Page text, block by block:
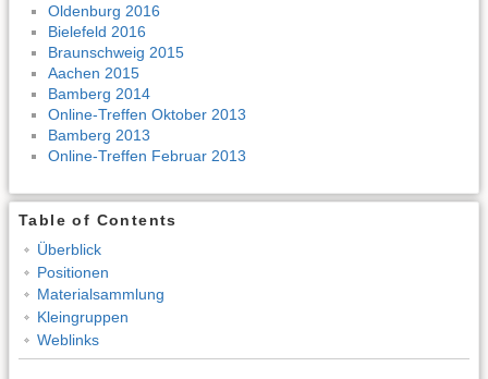
Oldenburg 2016
Bielefeld 2016
Braunschweig 2015
Aachen 2015
Bamberg 2014
Online-Treffen Oktober 2013
Bamberg 2013
Online-Treffen Februar 2013
Table of Contents
Überblick
Positionen
Materialsammlung
Kleingruppen
Weblinks